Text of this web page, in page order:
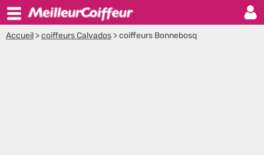
Accueil >coiffeurs Calvados >coiffeurs Bonnebosq